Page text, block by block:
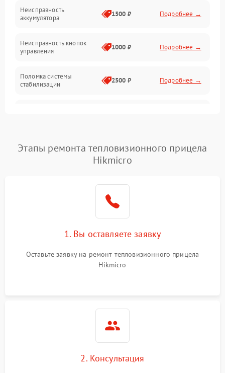
Неисправность
аккумулятора
1500 ₽ Подробнее →
Неисправность кнопок
управления
1000 ₽ Подробнее →
Поломка системы
стабилизации
2500 ₽ Подробнее →
Неисправность системы
Wi-Fi
1500 ₽ Подробнее →
1500 ₽
Неисправность системы
отключения
1500 ₽
Этапы ремонта тепловизионного прицела
Hikmicro
1. Вы оставляете заявку
Оставьте заявку на ремонт тепловизионного прицела
Hikmicro
2. Консультация